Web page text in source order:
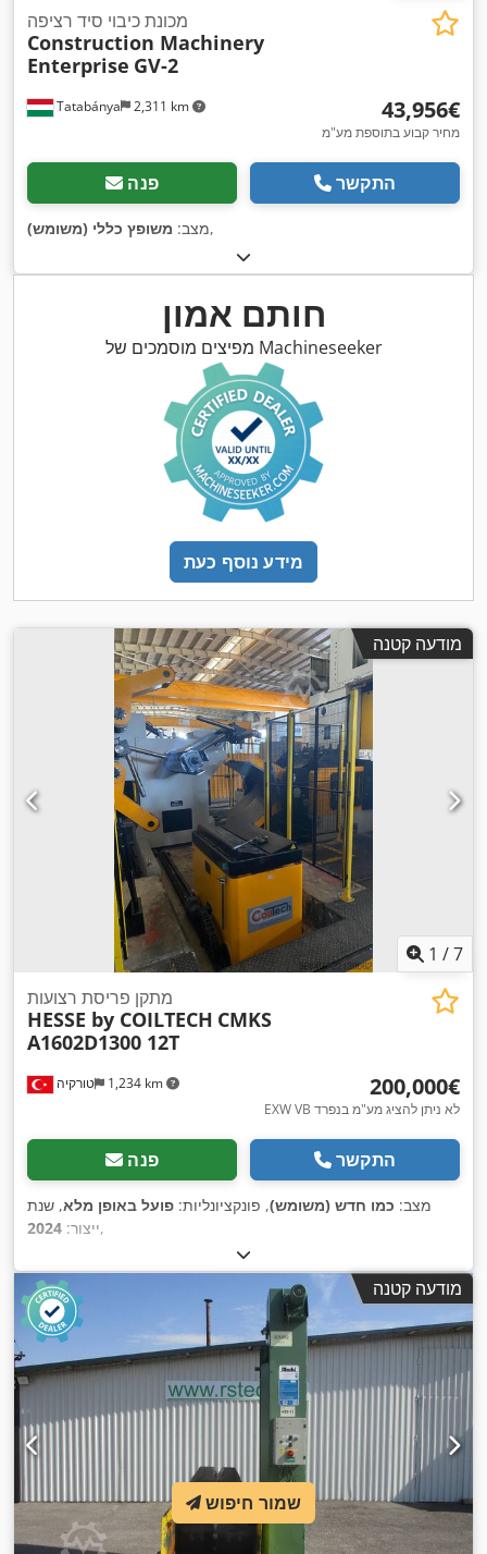
Tatabánya 2,311 km
מכונת כיבוי סיד רציפה
Construction Machinery
Enterprise GV-2
‏43,956 ‏€
מחיר קבוע בתוספת מע"מ
פנה התקשר
מצב: משופץ כללי (משומש) ,
חותם אמון
מפיצים מוסמכים של Machineseeker
מידע נוסף כעת
מודעה קטנה
1 /7
טורקיה 1,234 km
מתקן פריסת רצועות
HESSE by COILTECH CMKS
A1602D1300 12T
‏200,000 ‏€
EXW VB לא ניתן להציג מע"מ בנפרד
פנה התקשר
מצב: כמו חדש (משומש), פונקציונליות: פועל באופן מלא, שנת
ייצור: 2024 ,
מודעה קטנה
שמור חיפוש